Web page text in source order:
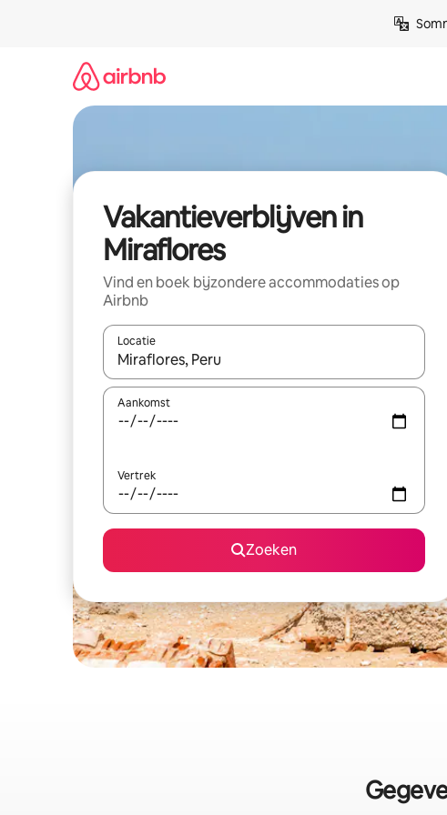
Vakantieverblijven in
Miraflores
Vind en boek bijzondere accommodaties op
Airbnb
Locatie
Wanneer er resultaten beschikbaar zijn, maak je een
Aankomst
Vertrek
Zoeken